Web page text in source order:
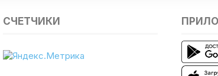
СЧЕТЧИКИ